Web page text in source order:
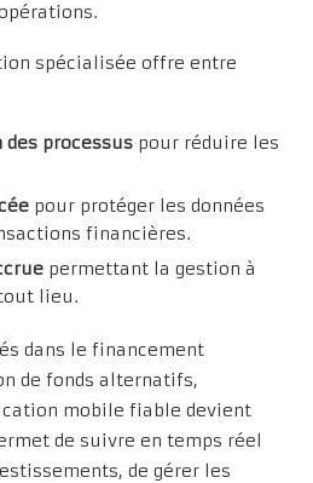
spécialisée offre entre
processus pour réduire les
pour protéger les données
financières.
permettant la gestion à
lieu.
dans le financement
de fonds alternatifs,
mobile fiable devient
de suivre en temps réel
de gérer les